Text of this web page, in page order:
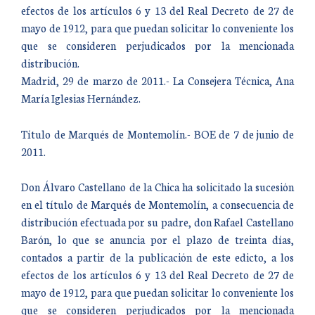
efectos de los artículos 6 y 13 del Real Decreto de 27 de
mayo de 1912, para que puedan solicitar lo conveniente los
que se consideren perjudicados por la mencionada
distribución.
Madrid, 29 de marzo de 2011.- La Consejera Técnica, Ana
María Iglesias Hernández.
Título de Marqués de Montemolín.- BOE de 7 de junio de
2011.
Don Álvaro Castellano de la Chica ha solicitado la sucesión
en el título de Marqués de Montemolín, a consecuencia de
distribución efectuada por su padre, don Rafael Castellano
Barón, lo que se anuncia por el plazo de treinta días,
contados a partir de la publicación de este edicto, a los
efectos de los artículos 6 y 13 del Real Decreto de 27 de
mayo de 1912, para que puedan solicitar lo conveniente los
que se consideren perjudicados por la mencionada